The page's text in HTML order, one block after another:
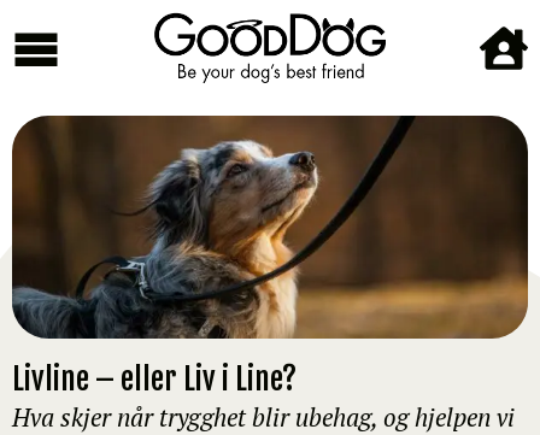
Livline – eller Liv i Line?
Hva skjer når trygghet blir ubehag, og hjelpen vi